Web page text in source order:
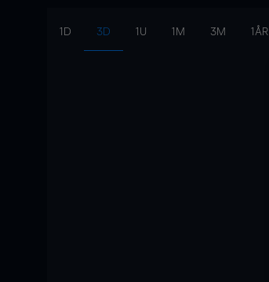
1D 3D 1U 1M 3M 1ÅR